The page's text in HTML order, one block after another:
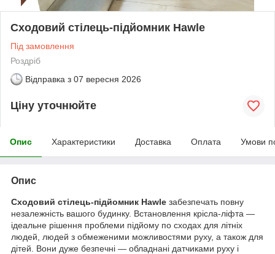
Сходовий стілець-підйомник Hawle
Під замовлення
Роздріб
Відправка з 07 вересня 2026
Ціну уточнюйте
Опис Характеристики Доставка Оплата Умови
Опис
Сходовий стілець-підйомник Hawle забезпечать повну
незалежність вашого будинку. Встановлення крісла-ліфта —
ідеальне рішення проблеми підйому по сходах для літніх
людей, людей з обмеженими можливостями руху, а також для
дітей. Вони дуже безпечні — обладнані датчиками руху і